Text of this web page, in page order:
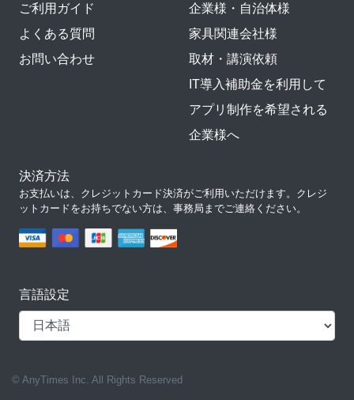
ご利用ガイド
よくある質問
お問い合わせ
企業様・自治体様
家具関連会社様
取材・講演依頼
IT導入補助金を利用して
アプリ制作を希望される
企業様へ
決済方法
お支払いは、クレジットカード決済がご利用いただけます。クレジ
ットカードをお持ちでない方は、事務局までご連絡ください。
言語設定
© AnyTimes Inc. All Rights Reserved